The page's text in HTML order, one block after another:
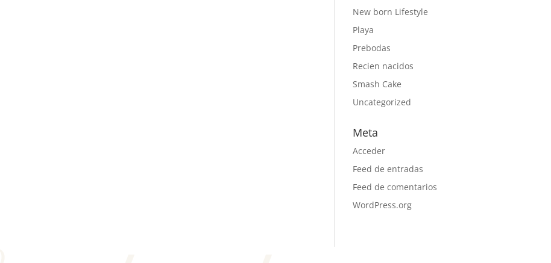
New born Lifestyle
Playa
Prebodas
Recien nacidos
Smash Cake
Uncategorized
Meta
Acceder
Feed de entradas
Feed de comentarios
WordPress.org